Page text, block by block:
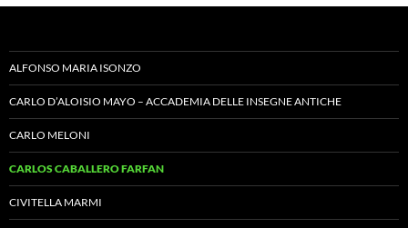
ALFONSO MARIA ISONZO
CARLO D’ALOISIO MAYO – ACCADEMIA DELLE INSEGNE ANTICHE
CARLO MELONI
CARLOS CABALLERO FARFAN
CIVITELLA MARMI